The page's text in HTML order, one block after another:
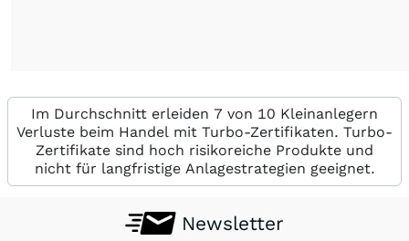
Im Durchschnitt erleiden 7 von 10 Kleinanlegern
Verluste beim Handel mit Turbo-Zertifikaten. Turbo-
Zertifikate sind hoch risikoreiche Produkte und
nicht für langfristige Anlagestrategien geeignet.
Newsletter